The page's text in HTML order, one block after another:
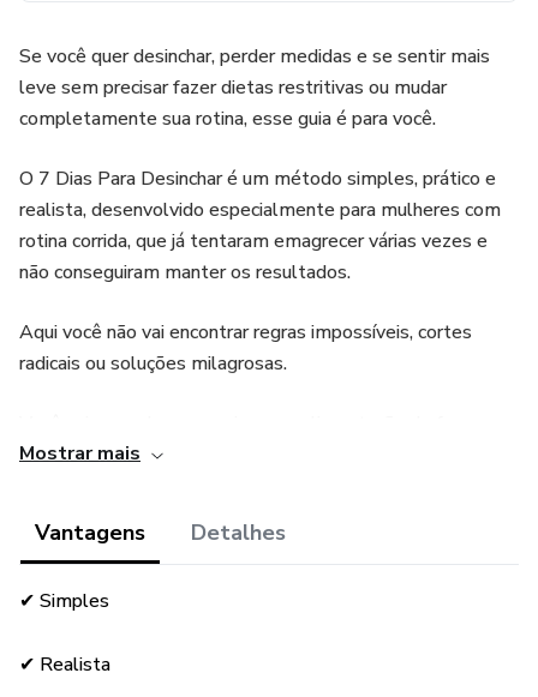
Se você quer desinchar, perder medidas e se sentir mais
leve sem precisar fazer dietas restritivas ou mudar
completamente sua rotina, esse guia é para você.
O 7 Dias Para Desinchar é um método simples, prático e
realista, desenvolvido especialmente para mulheres com
rotina corrida, que já tentaram emagrecer várias vezes e
não conseguiram manter os resultados.
Aqui você não vai encontrar regras impossíveis, cortes
radicais ou soluções milagrosas.
leve, com comida de verdade, sem passar fome e sem
Durante 7 dias, você terá acesso a um plano direto ao
compulsão alimentar e retomar o controle sobre sua
Mostrar mais
Vantagens Detalhes
✔ Simples
✔ Realista